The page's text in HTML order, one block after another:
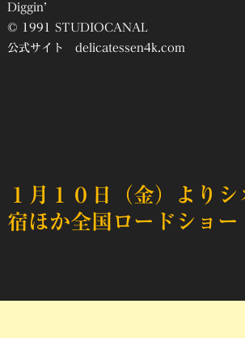
Diggin’
© 1991 STUDIOCANAL
公式サイト delicatessen4k.com
１月１０日（金）より
宿ほか全国ロードショー